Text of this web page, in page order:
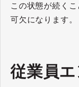
この状態が続く
可欠になります。
従業員